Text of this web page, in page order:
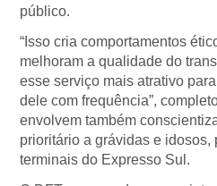
público.
“Isso cria comportamentos
melhoram a qualidade do
esse serviço mais atrativo
dele com frequência”,
envolvem também
prioritário a grávidas e idosos,
terminais do Expresso Sul.